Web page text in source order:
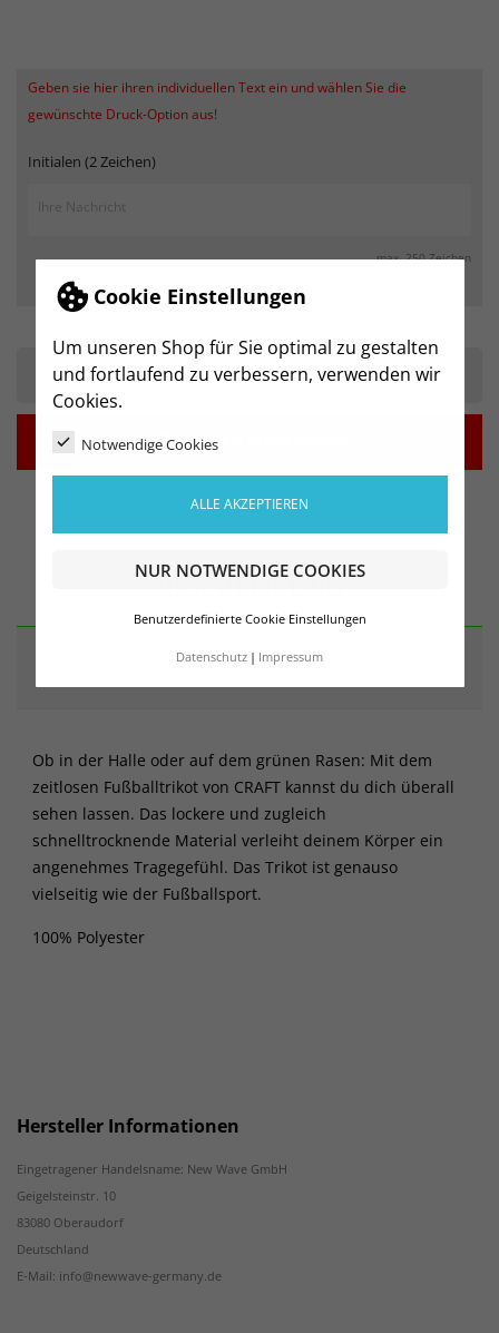
Cookie Einstellungen
Um unseren Shop für Sie optimal zu gestalten
und fortlaufend zu verbessern, verwenden wir
Cookies.
Notwendige Cookies
ALLE AKZEPTIEREN
NUR NOTWENDIGE COOKIES
Benutzerdefinierte Cookie Einstellungen
Datenschutz Impressum
Geben sie hier ihren individuellen Text ein und wählen Sie die
gewünschte Druck-Option aus!
Initialen (2 Zeichen)
max. 250 Zeichen
 IN DEN WARENKORB
BESCHREIBUNG
ARTIKELDETAILS
Ob in der Halle oder auf dem grünen Rasen: Mit dem
zeitlosen Fußballtrikot von CRAFT kannst du dich überall
sehen lassen. Das lockere und zugleich
schnelltrocknende Material verleiht deinem Körper ein
angenehmes Tragegefühl. Das Trikot ist genauso
vielseitig wie der Fußballsport.
100% Polyester
Hersteller Informationen
Eingetragener Handelsname: New Wave GmbH
Geigelsteinstr. 10
83080 Oberaudorf
Deutschland
E-Mail: info@newwave-germany.de